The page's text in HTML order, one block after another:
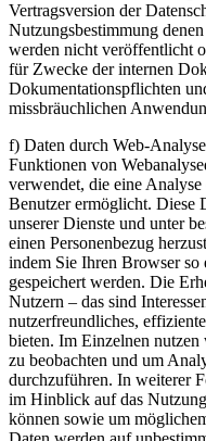
Vertragsversion der
Nutzungsbestimmung
werden nicht veröffentlicht
für Zwecke der internen
Dokumentationspflichten
missbräuchlichen
f) Daten durch Web-
Funktionen von
verwendet, die eine
Benutzer ermöglicht. Diese
unserer Dienste und unter
einen Personenbezug
indem Sie Ihren Browser so
gespeichert werden. Die
Nutzern – das sind
nutzerfreundliches,
bieten. Im Einzelnen
zu beobachten und um
durchzuführen. In weiterer
im Hinblick auf das
können sowie um